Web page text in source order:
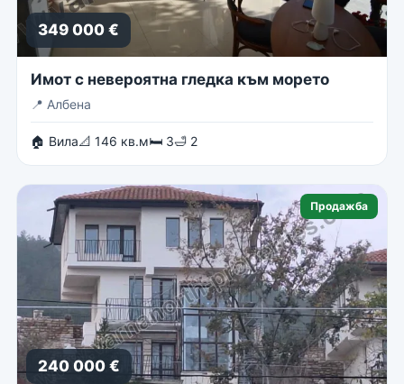
349 000 €
Имот с невероятна гледка към морето
📍 Албена
🏠 Вила📐 146 кв.м🛏 3🛁 2
Продажба
240 000 €